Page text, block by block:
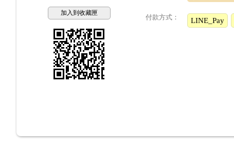
加入到收藏匣
付款方式： LINE_Pay